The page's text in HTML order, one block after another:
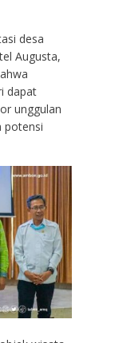
desa
Augusta,
dapat
unggulan
potensi